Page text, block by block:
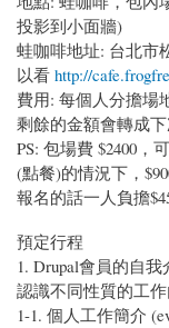
投影到小面牆)
蛙咖啡地址: 台北市
以看 http://
費用: 每個人分擔場
剩餘的金額會轉成下
PS: 包場費 $2400，
(點餐)的情況下，
報名的話一人負擔
預定行程
1. Drupal會員的自
認識不同性質的工
1-1. 個人工作簡介